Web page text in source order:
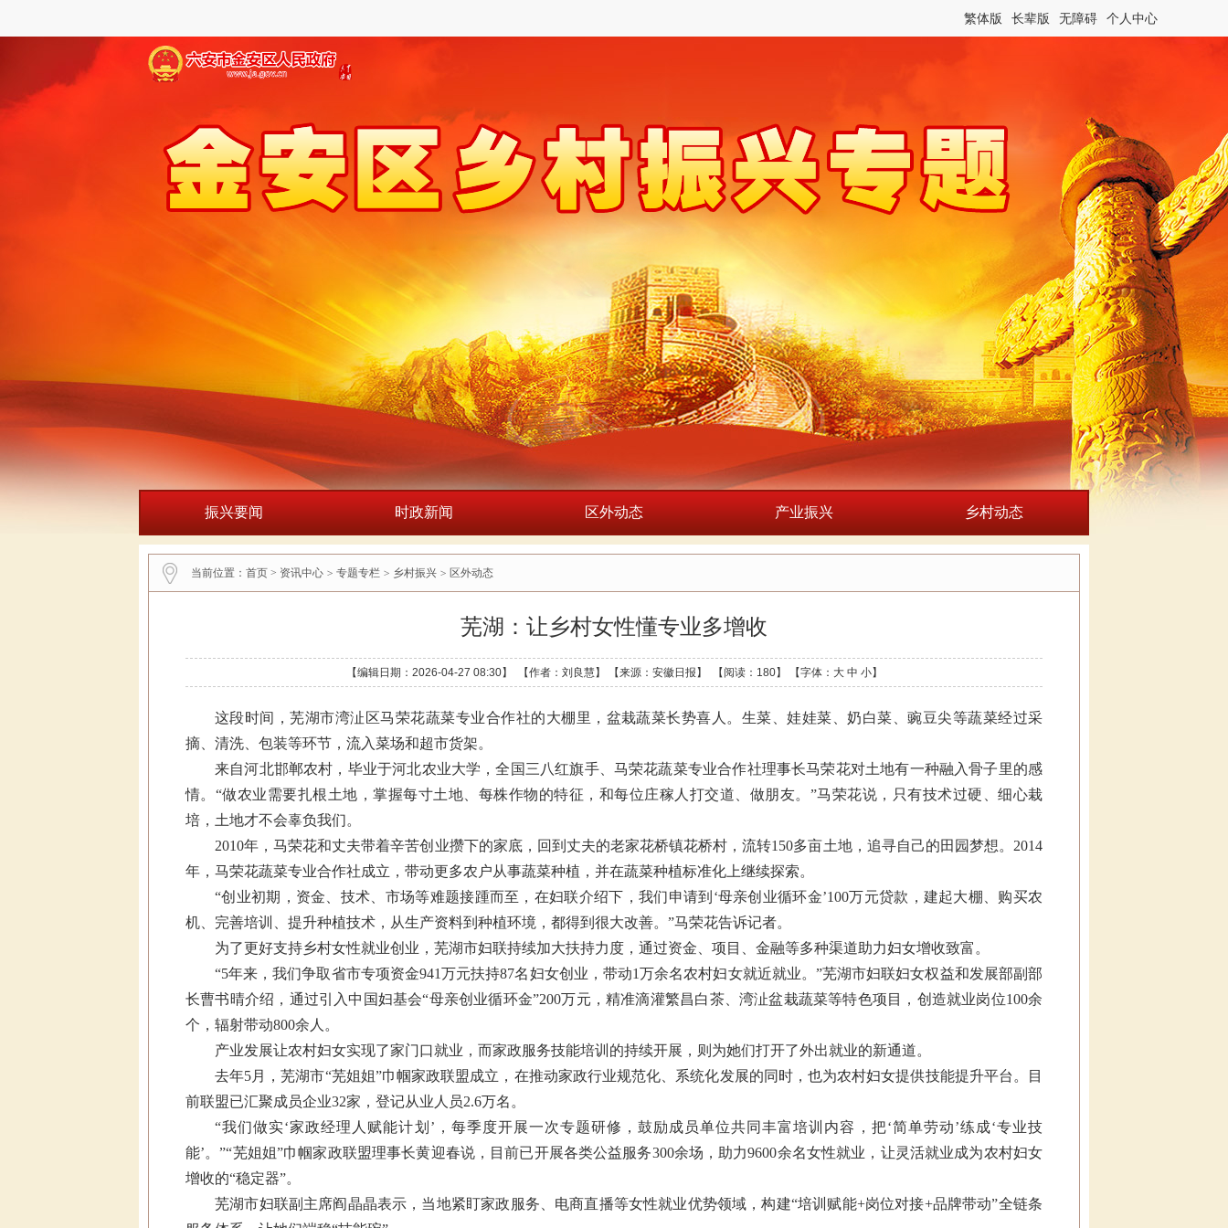
繁体版 长辈版 无障碍 个人中心
振兴要闻 时政新闻 区外动态 产业振兴 乡村动态
当前位置： 首页 > 资讯中心 > 专题专栏 > 乡村振兴 > 区外动态
芜湖：让乡村女性懂专业多增收
【编辑日期：2026-04-27 08:30】 【作者：刘良慧】 【来源：安徽日报】 【阅读： 180】 【字体： 大 中 小】
这段时间，芜湖市湾沚区马荣花蔬菜专业合作社的大棚里，盆栽蔬菜长势喜人。生菜、娃娃菜、奶白菜、豌豆尖等蔬菜经过采
摘、清洗、包装等环节，流入菜场和超市货架。
来自河北邯郸农村，毕业于河北农业大学，全国三八红旗手、马荣花蔬菜专业合作社理事长马荣花对土地有一种融入骨子里的感
情。“做农业需要扎根土地，掌握每寸土地、每株作物的特征，和每位庄稼人打交道、做朋友。”马荣花说，只有技术过硬、细心栽
培，土地才不会辜负我们。
2010年，马荣花和丈夫带着辛苦创业攒下的家底，回到丈夫的老家花桥镇花桥村，流转150多亩土地，追寻自己的田园梦想。2014
年，马荣花蔬菜专业合作社成立，带动更多农户从事蔬菜种植，并在蔬菜种植标准化上继续探索。
“创业初期，资金、技术、市场等难题接踵而至，在妇联介绍下，我们申请到‘母亲创业循环金’100万元贷款，建起大棚、购买农
机、完善培训、提升种植技术，从生产资料到种植环境，都得到很大改善。”马荣花告诉记者。
为了更好支持乡村女性就业创业，芜湖市妇联持续加大扶持力度，通过资金、项目、金融等多种渠道助力妇女增收致富。
“5年来，我们争取省市专项资金941万元扶持87名妇女创业，带动1万余名农村妇女就近就业。”芜湖市妇联妇女权益和发展部副部
长曹书晴介绍，通过引入中国妇基会“母亲创业循环金”200万元，精准滴灌繁昌白茶、湾沚盆栽蔬菜等特色项目，创造就业岗位100余
个，辐射带动800余人。
产业发展让农村妇女实现了家门口就业，而家政服务技能培训的持续开展，则为她们打开了外出就业的新通道。
去年5月，芜湖市“芜姐姐”巾帼家政联盟成立，在推动家政行业规范化、系统化发展的同时，也为农村妇女提供技能提升平台。目
前联盟已汇聚成员企业32家，登记从业人员2.6万名。
“我们做实‘家政经理人赋能计划’，每季度开展一次专题研修，鼓励成员单位共同丰富培训内容，把‘简单劳动’练成‘专业技
能’。”“芜姐姐”巾帼家政联盟理事长黄迎春说，目前已开展各类公益服务300余场，助力9600余名女性就业，让灵活就业成为农村妇女
增收的“稳定器”。
芜湖市妇联副主席阎晶晶表示，当地紧盯家政服务、电商直播等女性就业优势领域，构建“培训赋能+岗位对接+品牌带动”全链条